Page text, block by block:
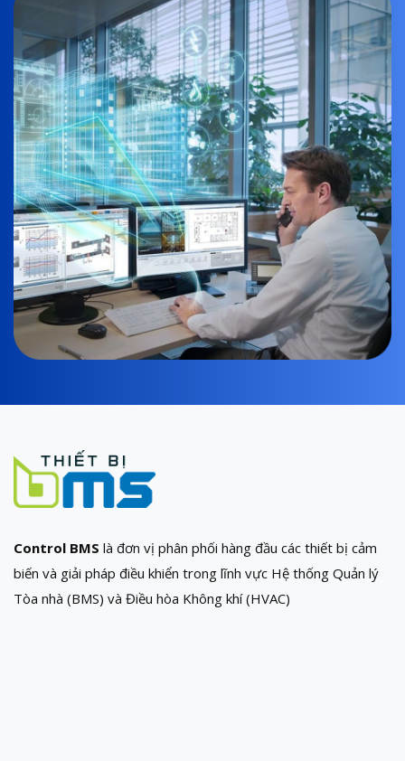
Control BMS là đơn vị phân phối hàng đầu các thiết bị cảm
biến và giải pháp điều khiển trong lĩnh vực Hệ thống Quản lý
Tòa nhà (BMS) và Điều hòa Không khí (HVAC)